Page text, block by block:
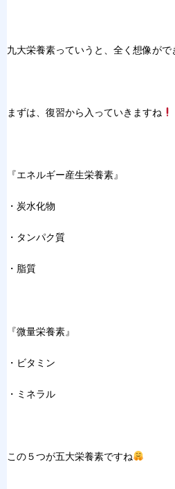
九大栄養素っていうと、全く想像が
まずは、復習から入っていきますね
『エネルギー産生栄養素』
・炭水化物
・タンパク質
・脂質
『微量栄養素』
・ビタミン
・ミネラル
この５つが五大栄養素ですね